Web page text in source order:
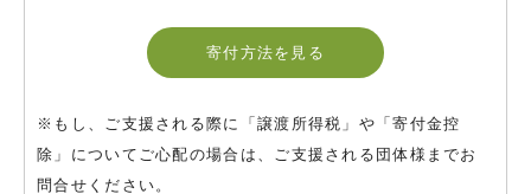
寄付方法を見る
※もし、ご支援される際に「譲渡所得税」や「寄付金控
除」についてご心配の場合は、ご支援される団体様までお
問合せください。